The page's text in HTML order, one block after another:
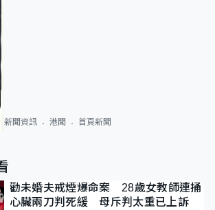
新聞資訊 港聞 首頁新聞
勸未婚夫戒煙爆命案 28歲女教師連捅
心臟兩刀判死緩 母斥判太重已上訴